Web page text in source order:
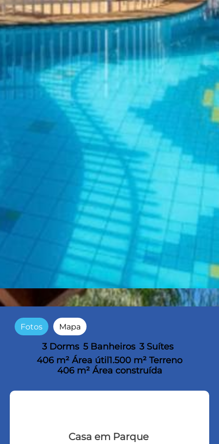
Fotos Mapa
3 Dorms 5 Banheiros 3 Suítes
406 m² Área útil 1.500 m² Terreno
406 m² Área construída
Casa em Parque